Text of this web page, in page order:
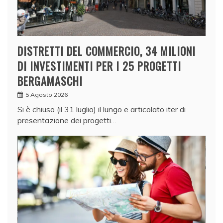
DISTRETTI DEL COMMERCIO, 34 MILIONI
DI INVESTIMENTI PER I 25 PROGETTI
BERGAMASCHI
5 Agosto 2026
Si è chiuso (il 31 luglio) il lungo e articolato iter di
presentazione dei progetti…